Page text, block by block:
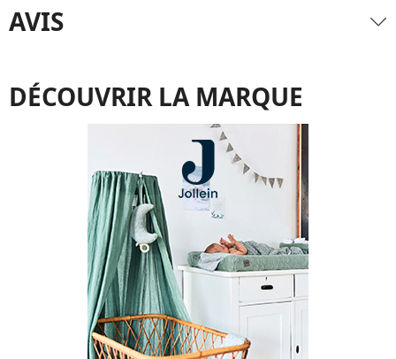
AVIS
DÉCOUVRIR LA MARQUE